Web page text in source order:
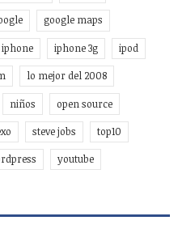
google maps
iphone iphone 3g ipod
lo mejor del 2008
niños open source
steve jobs top10
youtube